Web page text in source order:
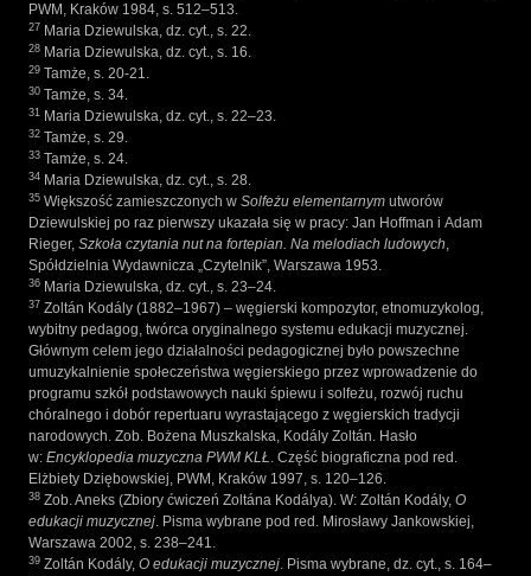
PWM, Kraków 1984, s. 512–513.
27 Maria Dziewulska, dz. cyt., s. 22.
28 Maria Dziewulska, dz. cyt., s. 16.
29 Tamże, s. 20-21.
30 Tamże, s. 34.
31 Maria Dziewulska, dz. cyt., s. 22–23.
32 Tamże, s. 29.
33 Tamże, s. 24.
34 Maria Dziewulska, dz. cyt., s. 28.
35 Większość zamieszczonych w Solfeżu elementarnym utworów
Dziewulskiej po raz pierwszy ukazała się w pracy: Jan Hoffman i Adam
Rieger, Szkoła czytania nut na fortepian. Na melodiach ludowych,
Spółdzielnia Wydawnicza „Czytelnik”, Warszawa 1953.
36 Maria Dziewulska, dz. cyt., s. 23–24.
37 Zoltán Kodály (1882–1967) – węgierski kompozytor, etnomuzykolog,
wybitny pedagog, twórca oryginalnego systemu edukacji muzycznej.
Głównym celem jego działalności pedagogicznej było powszechne
umuzykalnienie społeczeństwa węgierskiego przez wprowadzenie do
programu szkół podstawowych nauki śpiewu i solfeżu, rozwój ruchu
chóralnego i dobór repertuaru wyrastającego z węgierskich tradycji
narodowych. Zob. Bożena Muszkalska, Kodály Zoltán. Hasło
w: Encyklopedia muzyczna PWM KLŁ. Część biograficzna pod red.
Elżbiety Dziębowskiej, PWM, Kraków 1997, s. 120–126.
38 Zob. Aneks (Zbiory ćwiczeń Zoltána Kodálya). W: Zoltán Kodály, O
edukacji muzycznej. Pisma wybrane pod red. Mirosławy Jankowskiej,
Warszawa 2002, s. 238–241.
39 Zoltán Kodály, O edukacji muzycznej. Pisma wybrane, dz. cyt., s. 164–